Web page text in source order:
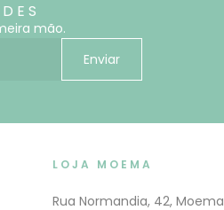
mão.
Enviar
LOJA MOEMA
Rua Normandia, 42, Moema